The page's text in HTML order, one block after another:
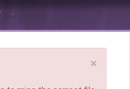
×